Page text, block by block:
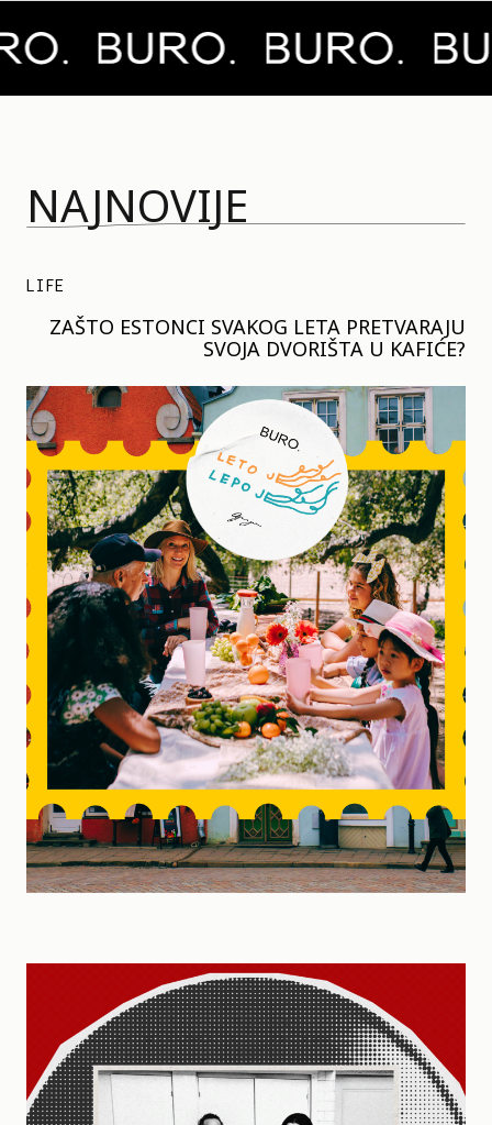
NAJNOVIJE
LIFE
ZAŠTO ESTONCI SVAKOG LETA PRETVARAJU
SVOJA DVORIŠTA U KAFIĆE?